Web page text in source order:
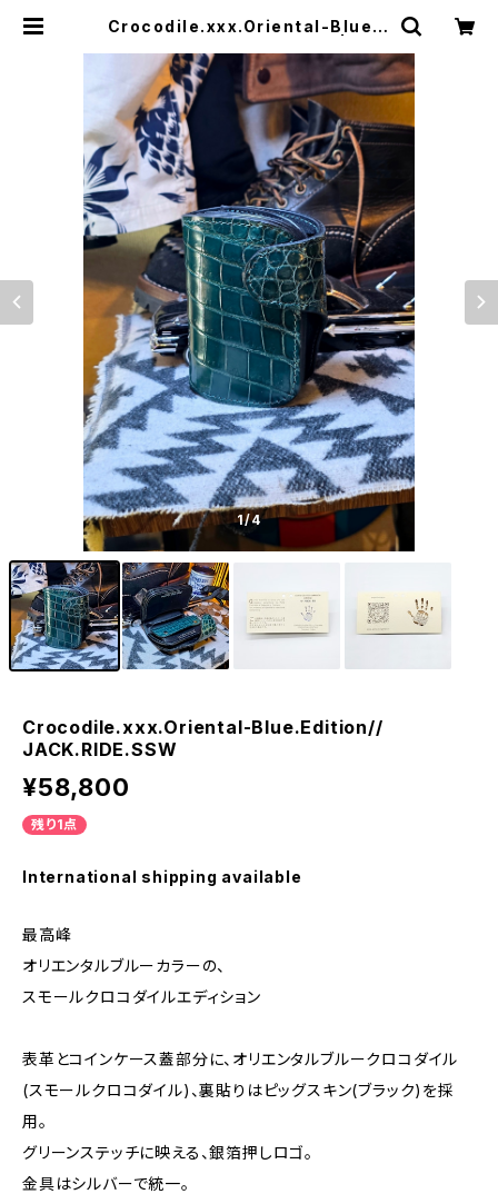
Crocodile.xxx.Oriental-Blue.E
K RIDE LEATHER.CO
1/4
Crocodile.xxx.Oriental-Blue.Edition//
JACK.RIDE.SSW
¥58,800
残り1点
International shipping available
最高峰
オリエンタルブルーカラーの、
スモールクロコダイルエディション
表革とコインケース蓋部分に、オリエンタルブルークロコダイル
(スモールクロコダイル)、裏貼りはピッグスキン(ブラック)を採
用。
グリーンステッチに映える、銀箔押しロゴ。
金具はシルバーで統一。